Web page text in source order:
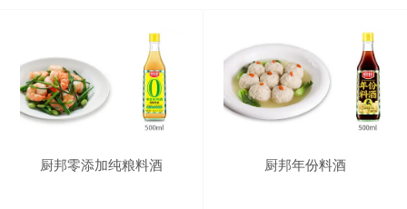
厨邦零添加纯粮料酒 厨邦年份料酒